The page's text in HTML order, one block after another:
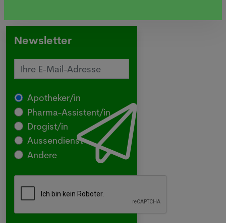
Newsletter
Apotheker/in
Pharma-Assistent/in
Drogist/in
Aussendienst
Andere